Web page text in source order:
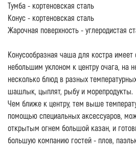
Тумба - кортеновская сталь
Конус - кортеновская сталь
Жарочная поверхность - углеродистая
Конусообразная чаша для костра
небольшим уклоном к центру очага, на
несколько блюд в разных
шашлык, цыплят, рыбу и морепродукты.
Чем ближе к центру, тем выше
помощью специальных аксессуаров,
открытым огнем большой казан, и
большую компанию гостей - плов,